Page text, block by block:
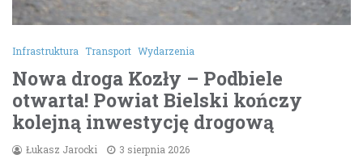
Infrastruktura Transport Wydarzenia
Nowa droga Kozły – Podbiele
otwarta! Powiat Bielski kończy
kolejną inwestycję drogową
Łukasz Jarocki 3 sierpnia 2026